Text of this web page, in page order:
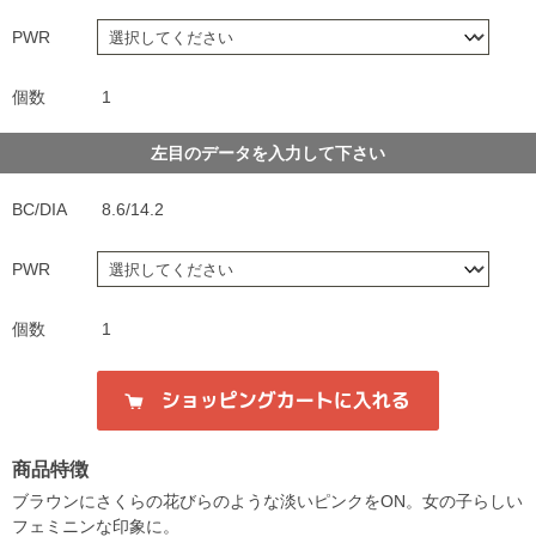
PWR
個数 1
左目のデータを入力して下さい
BC/DIA 8.6/14.2
PWR
個数 1
商品特徴
ブラウンにさくらの花びらのような淡いピンクをON。女の子らしい
フェミニンな印象に。